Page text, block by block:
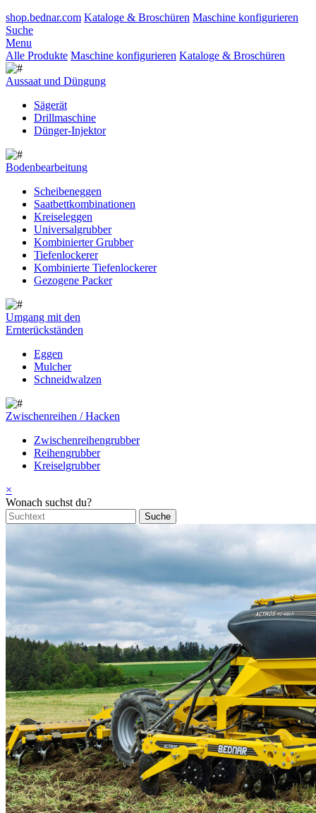
shop.bednar.com Kataloge & Broschüren Maschine konfigurieren
Suche
Menu
Alle Produkte Maschine konfigurieren Kataloge & Broschüren
Aussaat und Düngung
Sägerät
Drillmaschine
Dünger-Injektor
Bodenbearbeitung
Scheibeneggen
Saatbettkombinationen
Kreiseleggen
Universalgrubber
Kombinierter Grubber
Tiefenlockerer
Kombinierte Tiefenlockerer
Gezogene Packer
Umgang mit den
Ernterückständen
Eggen
Mulcher
Schneidwalzen
Zwischenreihen / Hacken
Zwischenreihengrubber
Reihengrubber
Kreiselgrubber
×
Wonach suchst du?